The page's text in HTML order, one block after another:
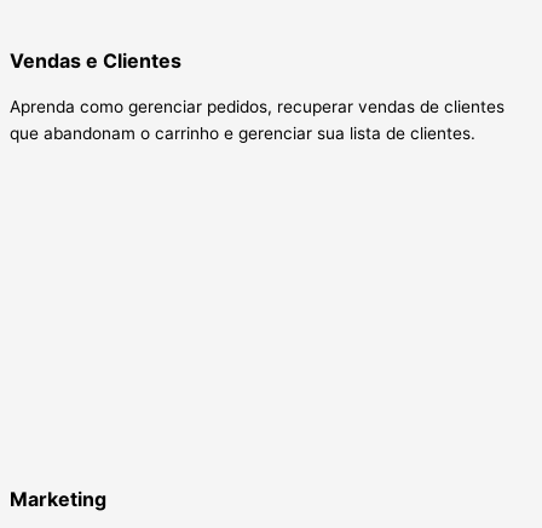
Vendas e Clientes
Aprenda como gerenciar pedidos, recuperar vendas de clientes
que abandonam o carrinho e gerenciar sua lista de clientes.
Marketing